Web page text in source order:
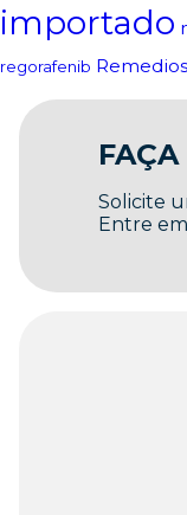
importado
regorafenib Remedios
Solicite
Entre